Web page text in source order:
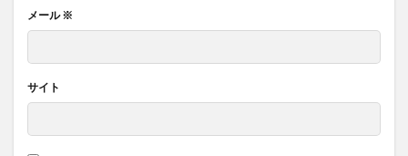
メール※
サイト